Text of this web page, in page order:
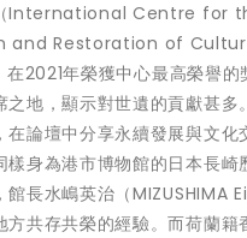
International Centre for
and Restoration of
2021年榮獲中心最高榮譽的
之地，顯示對世遺的貢獻甚多
在論壇中分享永續發展與文化
樣身為港市博物館的日本長崎
館長水嶋英治（MIZUSHIMA
方共存共榮的經驗。而荷蘭